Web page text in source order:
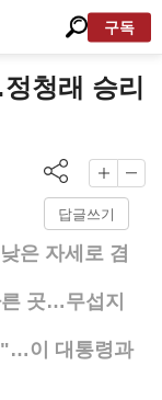
구독
청래 승리
답글쓰기
은 자세로 겸
곳…무섭지
"…이 대통령과